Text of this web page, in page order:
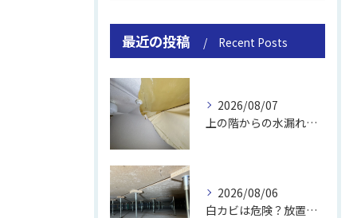
最近の投稿 Recent Posts
2026/08/07
上の階からの水漏れでカビ｜対処法と業者
2026/08/06
白カビは危険？放置のリスクと取り方